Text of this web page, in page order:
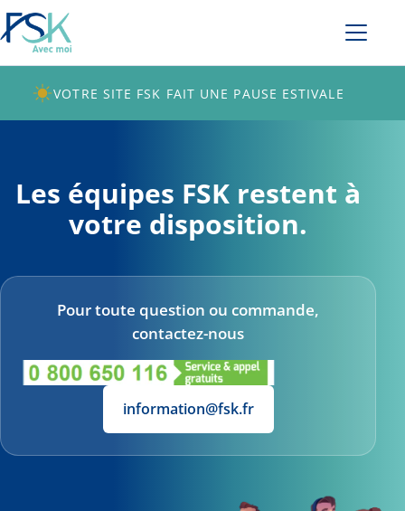
VOTRE SITE FSK FAIT UNE PAUSE ESTIVALE
Les équipes FSK restent à
votre disposition.
Pour toute question ou commande,
contactez-nous
information@fsk.fr